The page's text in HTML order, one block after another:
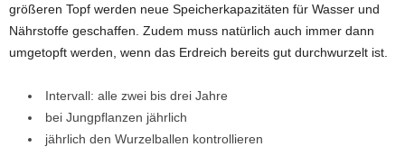
größeren Topf werden neue Speicherkapazitäten für Wasser und
Nährstoffe geschaffen. Zudem muss natürlich auch immer dann
umgetopft werden, wenn das Erdreich bereits gut durchwurzelt ist.
Intervall: alle zwei bis drei Jahre
bei Jungpflanzen jährlich
jährlich den Wurzelballen kontrollieren